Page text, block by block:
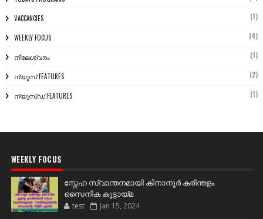
VACCANCIES (1)
WEEKLY FOCUS (4)
നീലേശ്വരം (1)
ന്യൂസ് FEATURES (2)
ന്യൂസ്ഡ് FEATURES (1)
WEEKLY FOCUS
സ്നേഹ സ്വാന്തനമായി കിനാനൂർ കരിന്തളം
സൈനിക കൂട്ടായ്മ
test Jan 15, 2024